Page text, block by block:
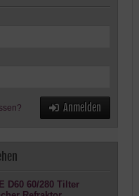
Anmelden
D60 60/280 Tilter